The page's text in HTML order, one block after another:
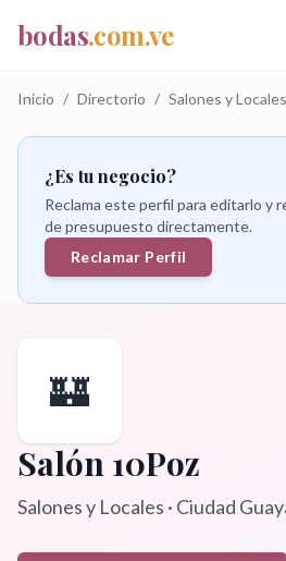
bodas.com.ve
Inicio / Directorio / Salones y Locales
¿Es tu negocio?
Reclama este perfil para editarlo y
de presupuesto directamente.
Reclamar Perfil
🏰
Salón 10Poz
Salones y Locales · Ciudad